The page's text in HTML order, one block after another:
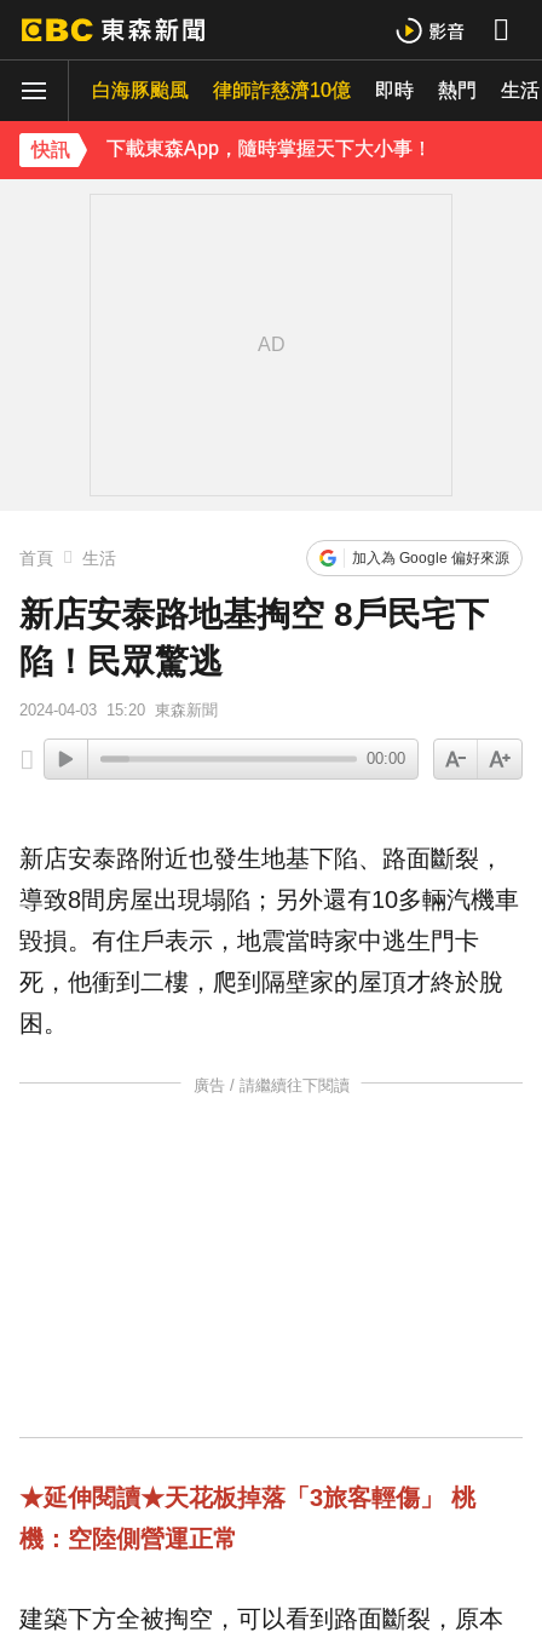
白海豚颱風 律師詐慈濟10億 即時 熱門 生活
快訊
下載東森App，隨時掌握天下大小事！
台玻夫人揭長子驟逝原因！兒媳譚以欣71字發聲反駁
下載東森App，隨時掌握天下大小事！
首頁 生活 加入為 Google 偏好來源
新店安泰路地基掏空 8戶民宅下
陷！民眾驚逃
2024-04-03 15:20 東森新聞
00:00
新店安泰路附近也發生地基下陷、路面斷裂，
導致8間房屋出現塌陷；另外還有10多輛汽機車
毀損。有住戶表示，地震當時家中逃生門卡
死，他衝到二樓，爬到隔壁家的屋頂才終於脫
困。
廣告 / 請繼續往下閱讀
★延伸閱讀★天花板掉落「3旅客輕傷」 桃
機：空陸側營運正常
建築下方全被掏空，可以看到路面斷裂，原本